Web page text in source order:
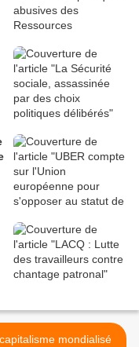
mondialisé